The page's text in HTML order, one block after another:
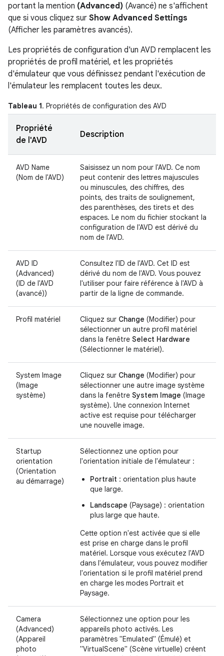
portant la mention (Advanced) (Avancé) ne s'affichent
que si vous cliquez sur Show Advanced Settings
(Afficher les paramètres avancés).
Les propriétés de configuration d'un AVD remplacent les
propriétés de profil matériel, et les propriétés
d'émulateur que vous définissez pendant l'exécution de
l'émulateur les remplacent toutes les deux.
Tableau 1. Propriétés de configuration des AVD
Propriété
de l'AVD
Description
AVD Name
(Nom de l'AVD)
Saisissez un nom pour l'AVD. Ce nom
peut contenir des lettres majuscules
ou minuscules, des chiffres, des
points, des traits de soulignement,
des parenthèses, des tirets et des
espaces. Le nom du fichier stockant la
configuration de l'AVD est dérivé du
nom de l'AVD.
AVD ID
(Advanced)
(ID de l'AVD
(avancé))
Consultez l'ID de l'AVD. Cet ID est
dérivé du nom de l'AVD. Vous pouvez
l'utiliser pour faire référence à l'AVD à
partir de la ligne de commande.
Profil matériel Cliquez sur Change (Modifier) pour
sélectionner un autre profil matériel
dans la fenêtre Select Hardware
(Sélectionner le matériel).
System Image
(Image
système)
Cliquez sur Change (Modifier) pour
sélectionner une autre image système
dans la fenêtre System Image (Image
système). Une connexion Internet
active est requise pour télécharger
une nouvelle image.
Startup
orientation
(Orientation
au démarrage)
Sélectionnez une option pour
l'orientation initiale de l'émulateur :
Portrait : orientation plus haute
que large.
Landscape (Paysage) : orientation
plus large que haute.
Cette option n'est activée que si elle
est prise en charge dans le profil
matériel. Lorsque vous exécutez l'AVD
dans l'émulateur, vous pouvez modifier
l'orientation si le profil matériel prend
en charge les modes Portrait et
Paysage.
Camera
(Advanced)
(Appareil
photo
Sélectionnez une option pour les
appareils photo activés. Les
paramètres "Emulated" (Émulé) et
"VirtualScene" (Scène virtuelle) créent